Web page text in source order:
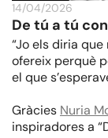
14/04/2026
De tú a tú
“Jo els diria
ofereix perquè
el que
Gràcies Nuria
inspiradores a